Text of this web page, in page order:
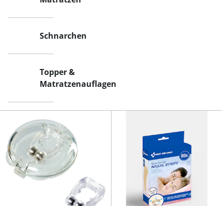
Schnarchen
Topper &
Matratzenauflagen